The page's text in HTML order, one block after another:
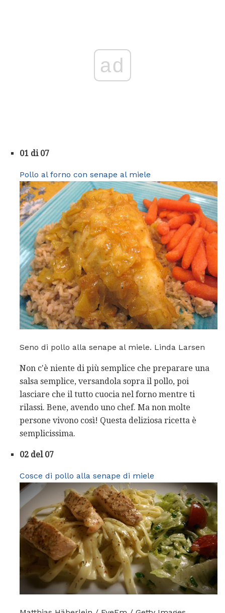
ad
01 di 07
Pollo al forno con senape al miele
Seno di pollo alla senape al miele. Linda Larsen
Non c'è niente di più semplice che preparare una
salsa semplice, versandola sopra il pollo, poi
lasciare che il tutto cuocia nel forno mentre ti
rilassi. Bene, avendo uno chef. Ma non molte
persone vivono così! Questa deliziosa ricetta è
semplicissima.
02 del 07
Cosce di pollo alla senape di miele